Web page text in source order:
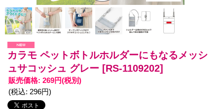
カラモ ペットボトルホルダーにもなるメッシ
ュサコッシュ グレー [RS-1109202]
販売価格: 269円(税別)
(税込: 296円)